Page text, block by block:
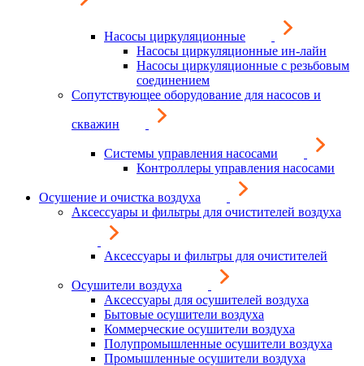
Насосы циркуляционные
Насосы циркуляционные ин-лайн
Насосы циркуляционные с резьбовым
соединением
Сопутствующее оборудование для насосов и
скважин
Системы управления насосами
Контроллеры управления насосами
Осушение и очистка воздуха
Аксессуары и фильтры для очистителей воздуха
Аксессуары и фильтры для очистителей
Осушители воздуха
Аксессуары для осушителей воздуха
Бытовые осушители воздуха
Коммерческие осушители воздуха
Полупромышленные осушители воздуха
Промышленные осушители воздуха